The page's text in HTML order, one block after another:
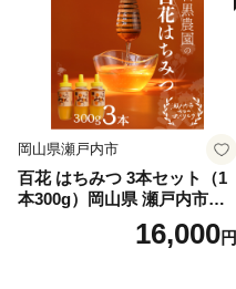
岡山県瀬戸内市
百花 はちみつ 3本セット（1
本300g）岡山県 瀬戸内市産
石黒農園 ヨーグルト パン 砂
糖の代わり 香り高い いい香
16,000円